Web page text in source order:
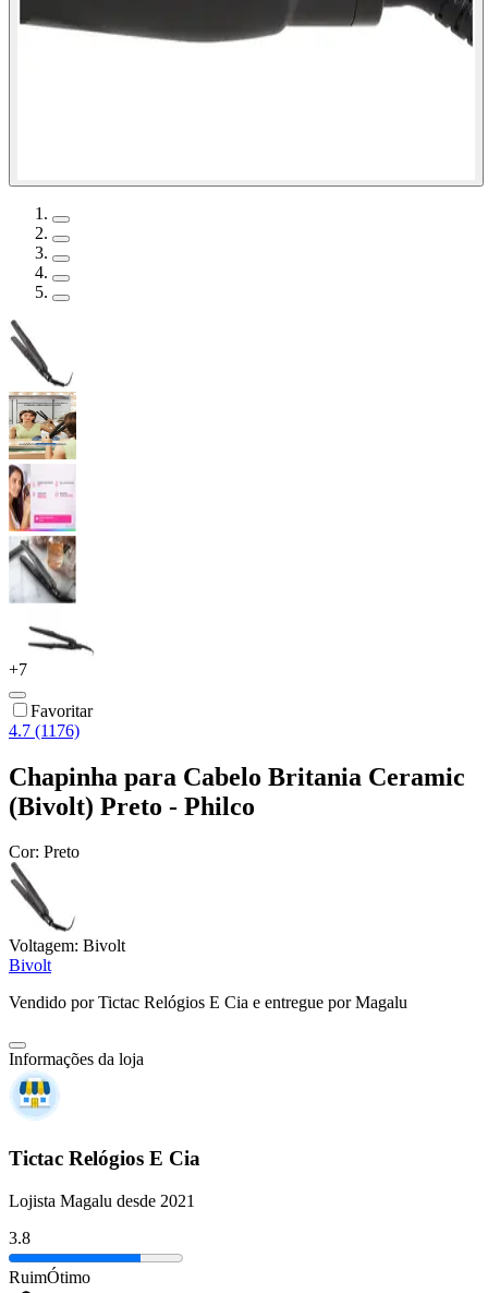
+7
Favoritar
4.7 (1176)
Chapinha para Cabelo Britania Ceramic
(Bivolt) Preto - Philco
Cor: Preto
Voltagem: Bivolt
Bivolt
Vendido porTictac Relógios E Cia e entregue por Magalu
Informações da loja
Tictac Relógios E Cia
Lojista Magalu desde 2021
3.8
RuimÓtimo